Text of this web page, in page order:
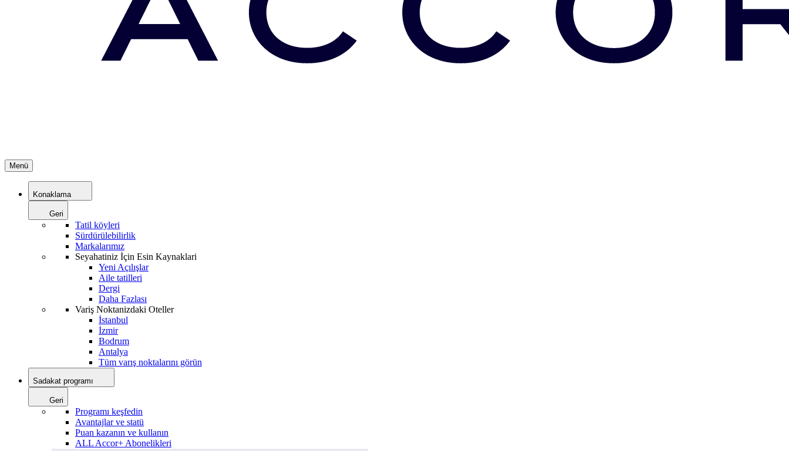
Menü
Konaklama
Geri
Tatil köyleri
Sürdürülebilirlik
Markalarımız
Seyahatiniz İçin Esin Kaynaklari
Yeni Açılışlar
Aile tatilleri
Dergi
Daha Fazlası
Variş Noktanizdaki Oteller
İstanbul
İzmir
Bodrum
Antalya
Tüm varış noktalarını görün
Sadakat programı
Geri
Programı keşfedin
Avantajlar ve statü
Puan kazanın ve kullanın
ALL Accor+ Abonelikleri